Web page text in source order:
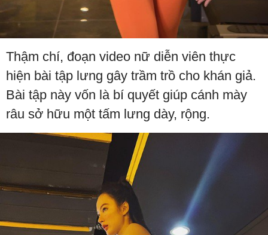
Thậm chí, đoạn video nữ diễn viên thực
hiện bài tập lưng gây trầm trồ cho khán giả.
Bài tập này vốn là bí quyết giúp cánh mày
râu sở hữu một tấm lưng dày, rộng.